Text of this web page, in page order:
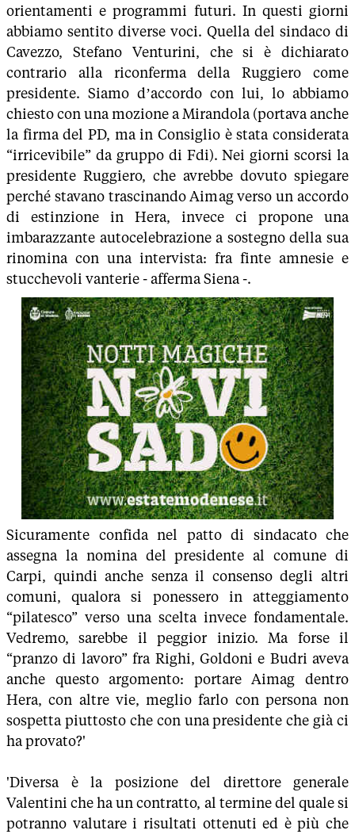
orientamenti e programmi futuri. In questi giorni
abbiamo sentito diverse voci. Quella del sindaco di
Cavezzo, Stefano Venturini, che si è dichiarato
contrario alla riconferma della Ruggiero come
presidente. Siamo d’accordo con lui, lo abbiamo
chiesto con una mozione a Mirandola (portava anche
la firma del PD, ma in Consiglio è stata considerata
“irricevibile” da gruppo di Fdi). Nei giorni scorsi la
presidente Ruggiero, che avrebbe dovuto spiegare
perché stavano trascinando Aimag verso un accordo
di estinzione in Hera, invece ci propone una
imbarazzante autocelebrazione a sostegno della sua
rinomina con una intervista: fra finte amnesie e
stucchevoli vanterie - afferma Siena -.
Sicuramente confida nel patto di sindacato che
assegna la nomina del presidente al comune di
Carpi, quindi anche senza il consenso degli altri
comuni, qualora si ponessero in atteggiamento
“pilatesco” verso una scelta invece fondamentale.
Vedremo, sarebbe il peggior inizio. Ma forse il
“pranzo di lavoro” fra Righi, Goldoni e Budri aveva
anche questo argomento: portare Aimag dentro
Hera, con altre vie, meglio farlo con persona non
sospetta piuttosto che con una presidente che già ci
ha provato?'
'Diversa è la posizione del direttore generale
Valentini che ha un contratto, al termine del quale si
potranno valutare i risultati ottenuti ed è più che